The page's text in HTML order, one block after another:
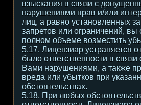
взыскания в связи с
нарушениями прав и/или
лиц, а равно установленных
запретов или ограничений, вы
полном объеме возместить
5.17. Лицензиар устраняется
было ответственности в
Вами нарушениями, а также
вреда или убытков при
обстоятельствах.
5.18. При любых